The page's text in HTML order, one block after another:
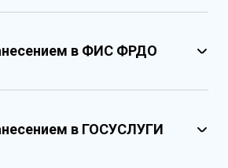
в ФИС ФРДО
в ГОСУСЛУГИ